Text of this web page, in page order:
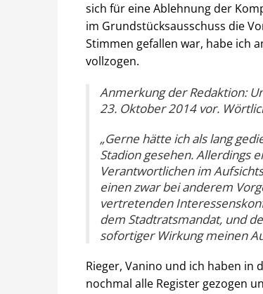
sich für eine Ablehnung der
im Grundstücksausschuss die
Stimmen gefallen war, habe ich
vollzogen.
Anmerkung der Redaktion:
23. Oktober 2014 vor.
„Gerne hätte ich als lang
Stadion gesehen. Allerdings
Verantwortlichen im
einen zwar bei anderem
vertretenden
dem Stadtratsmandat, und
sofortiger Wirkung meinen
Rieger, Vanino und ich haben
nochmal alle Register gezogen